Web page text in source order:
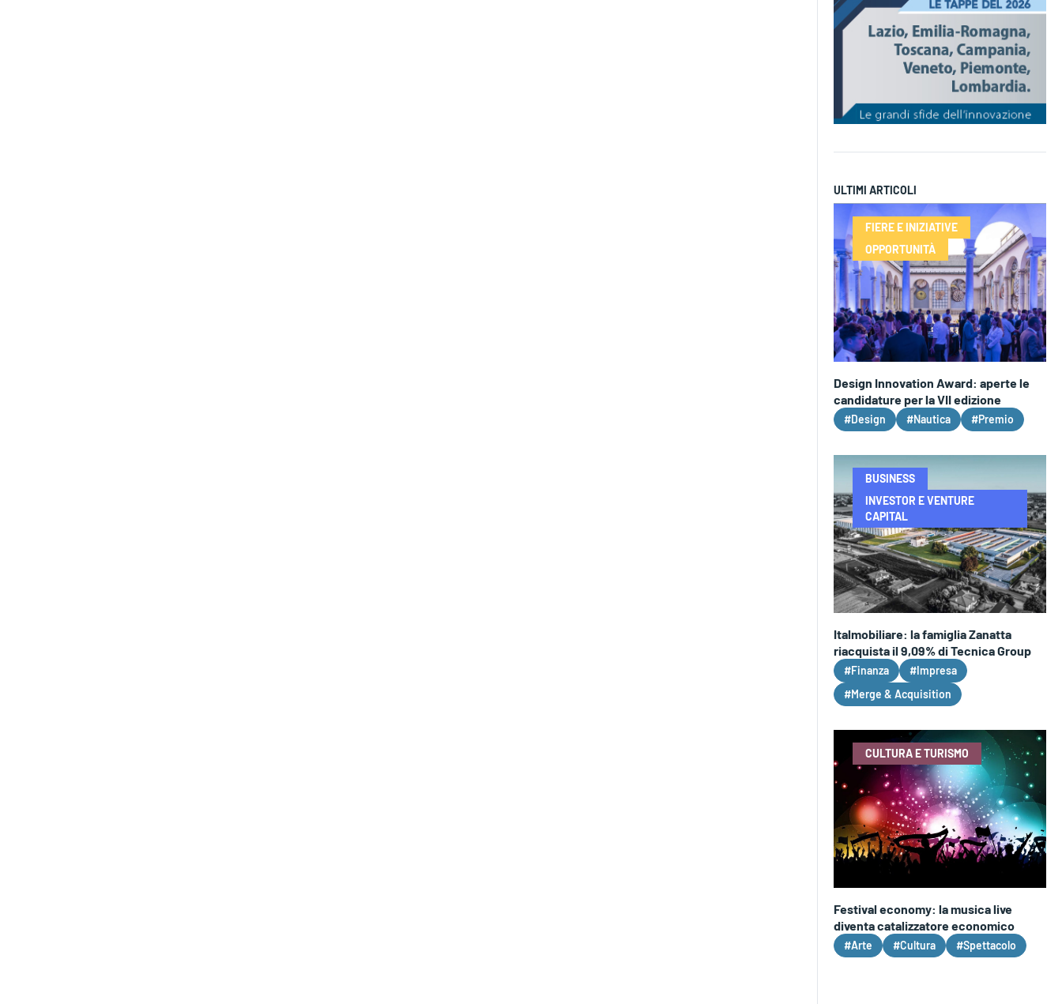
ULTIMI ARTICOLI
FIERE E INIZIATIVE
OPPORTUNITÀ
Design Innovation Award: aperte le
candidature per la VII edizione
#Design #Nautica #Premio
BUSINESS
INVESTOR E VENTURE
CAPITAL
Italmobiliare: la famiglia Zanatta
riacquista il 9,09% di Tecnica Group
#Finanza
#Impresa
#Merge & Acquisition
CULTURA E TURISMO
Festival economy: la musica live
diventa catalizzatore economico
#Arte #Cultura #Spettacolo